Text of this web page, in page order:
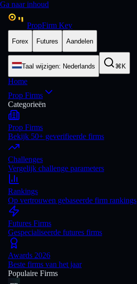
Ga naar inhoud
PropFirm Key
Forex Futures Aandelen
Taal wijzigen: Nederlands ⌘K
Home
Prop Firms
Categorieën
Prop Firms
Bekijk 50+ geverifieerde firms
Challenges
Vergelijk challenge parameters
Rankings
Op vertrouwen gebaseerde firm rankings
Futures Firms
Gespecialiseerde futures firms
Awards 2026
Beste firms van het jaar
Populaire Firms